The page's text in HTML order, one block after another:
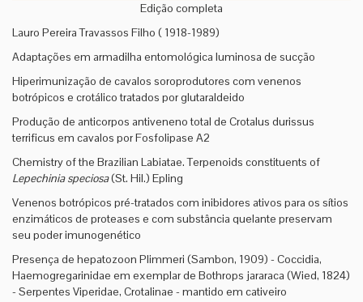
Edição completa
Lauro Pereira Travassos Filho ( 1918-1989)
Adaptações em armadilha entomológica luminosa de sucção
Hiperimunização de cavalos soroprodutores com venenos
botrópicos e crotálico tratados por glutaraldeido
Produção de anticorpos antiveneno total de Crotalus durissus
terrificus em cavalos por Fosfolipase A2
Chemistry of the Brazilian Labiatae. Terpenoids constituents of
Lepechinia speciosa(St. Hil.) Epling
Venenos botrópicos pré-tratados com inibidores ativos para os sítios
enzimáticos de proteases e com substância quelante preservam
seu poder imunogenético
Presença de hepatozoon Plimmeri (Sambon, 1909) - Coccidia,
Haemogregarinidae em exemplar de Bothrops jararaca (Wied, 1824)
- Serpentes Viperidae, Crotalinae - mantido em cativeiro